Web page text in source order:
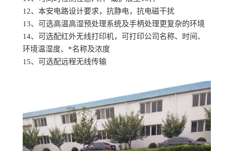
12、本安电路设计要求，抗静电，抗电磁干扰
13、可选高温高湿预处理系统及手柄处理更复杂的环境
14、可选配红外无线打印机，可打印公司名称、时间、
环境温湿度、*名称及浓度
15、可选配远程无线传输